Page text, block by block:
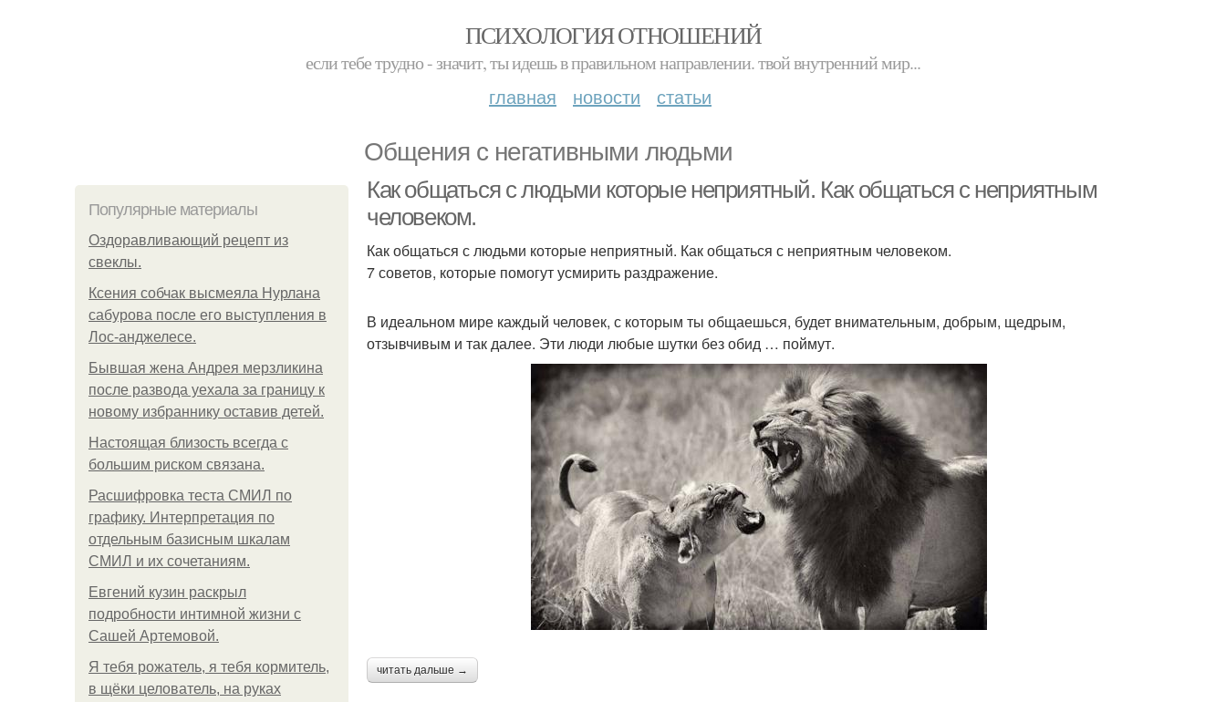
ПСИХОЛОГИЯ ОТНОШЕНИЙ
если тебе трудно - значит, ты идешь в правильном направлении. твой внутренний мир...
главная новости статьи
Общения с негативными людьми
Популярные материалы
Оздоравливающий рецепт из
свеклы.
Ксения собчак высмеяла Нурлана
сабурова после его выступления в
Лос-анджелесе.
Бывшая жена Андрея мерзликина
после развода уехала за границу к
новому избраннику оставив детей.
Hacтоящая близость всегда с
большим риском связана.
Расшифровка теста СМИЛ по
графику. Интерпретация по
отдельным базисным шкалам
СМИЛ и их сочетаниям.
Евгений кузин раскрыл
подробности интимной жизни с
Сашей Артемовой.
Я тебя рожатель, я тебя кормитель,
в щёки целователь, на руках
Как общаться с людьми которые неприятный. Как общаться с неприятным
человеком.
Как общаться с людьми которые неприятный. Как общаться с неприятным человеком.
7 советов, которые помогут усмирить раздражение.
В идеальном мире каждый человек, с которым ты общаешься, будет внимательным, добрым, щедрым,
отзывчивым и так далее. Эти люди любые шутки без обид … поймут.
читать дальше →